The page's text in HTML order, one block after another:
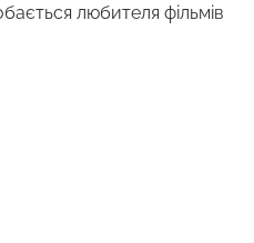
любителя фільмів